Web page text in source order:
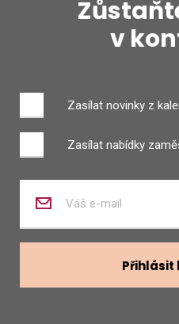
v
Zasílat novinky z
Zasílat nabídky
váš
mail
Přihlásit